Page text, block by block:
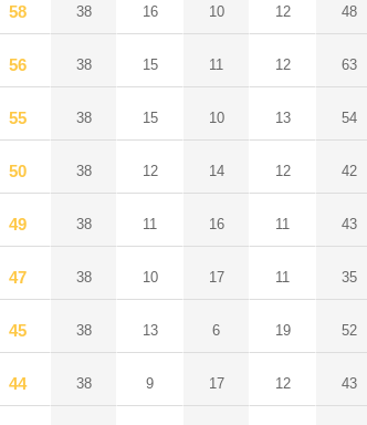
58 38 16 10 12 48
56 38 15 11 12 63
55 38 15 10 13 54
50 38 12 14 12 42
49 38 11 16 11 43
47 38 10 17 11 35
45 38 13 6 19 52
44 38 9 17 12 43